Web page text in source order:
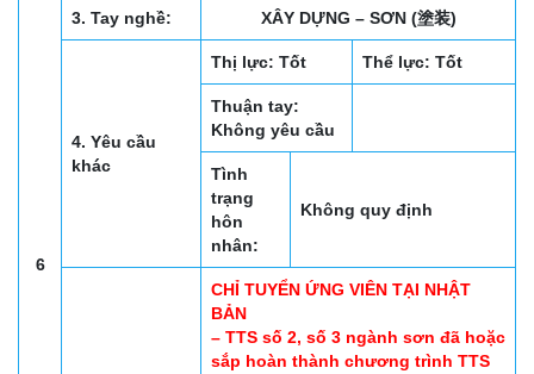
6
3. Tay nghề: XÂY DỰNG – SƠN (塗装)
4. Yêu cầu
khác
Thị lực: Tốt Thể lực: Tốt
Thuận tay:
Không yêu cầu
Tình
trạng
hôn
nhân:
Không quy định
CHỈ TUYỂN ỨNG VIÊN TẠI NHẬT
BẢN
– TTS số 2, số 3 ngành sơn đã hoặc
sắp hoàn thành chương trình TTS